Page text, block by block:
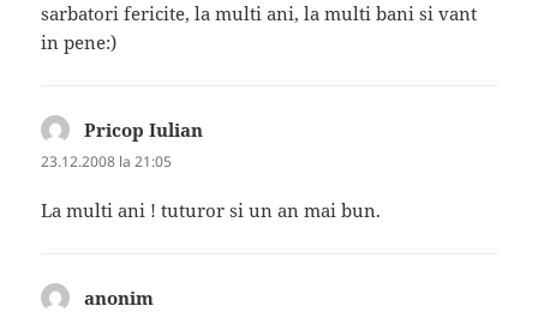
sarbatori fericite, la multi ani, la multi bani si vant
in pene:)
Pricop Iulian
23.12.2008 la 21:05
La multi ani ! tuturor si un an mai bun.
anonim